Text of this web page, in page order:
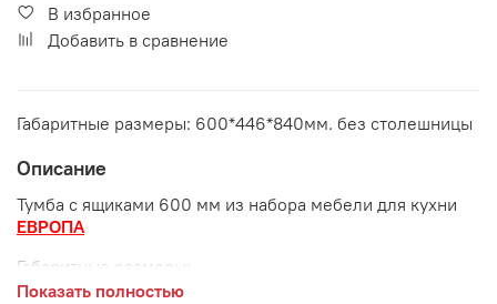
В избранное
Добавить в сравнение
Габаритные размеры: 600*446*840мм. без столешницы
Описание
Тумба с ящиками 600 мм из набора мебели для кухни
ЕВРОПА
Габаритные размеры:
Показать полностью